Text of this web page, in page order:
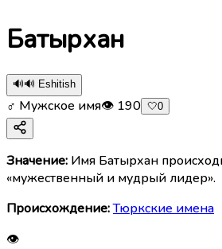
Батырхан
🔊🔊 Eshitish
♂ Мужское имя👁 190 🤍0
Значение: Имя Батырхан
«мужественный и мудрый лидер».
Происхождение:Тюркские имена
👁